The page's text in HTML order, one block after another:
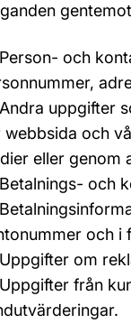
Person- och
Andra uppgifter
webbsida och
eller genom
Betalnings- och
och i
Uppgifter om
Uppgifter från